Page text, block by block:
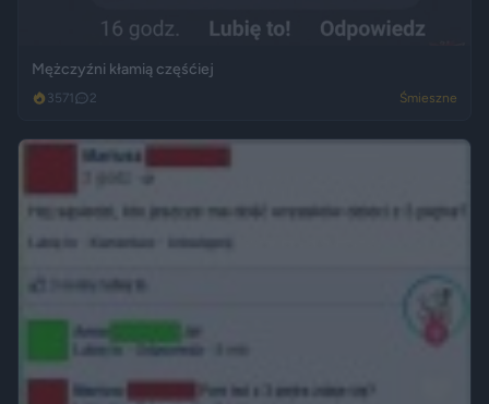
Mężczyźni kłamią częśćiej
3571 2 Śmieszne